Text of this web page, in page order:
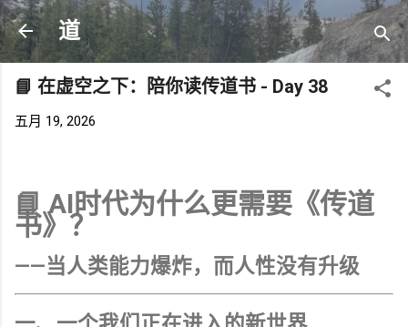
跳至主要内容
道
📘 在虚空之下：陪你读传道书 - Day 38
五月 19, 2026
📘 AI时代为什么更需要《传道
书》？
——当人类能力爆炸，而人性没有升级